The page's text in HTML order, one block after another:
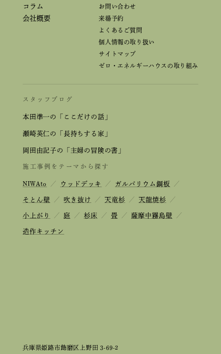
兵庫県姫路市飾磨区上野田 3-69-2
コラム
会社概要
お問い合わせ
来場予約
よくあるご質問
個人情報の取り扱い
サイトマップ
ゼロ・エネルギーハウスの取り組み
スタッフブログ
本田準一の「ここだけの話」
瀬崎英仁の「長持ちする家」
岡田由記子の「主婦の冒険の書」
施工事例をテーマから探す
NIWAto ／ ウッドデッキ ／ ガルバリウム鋼板 ／
そとん壁 ／ 吹き抜け ／ 天竜杉 ／ 天龍焼杉 ／
小上がり ／ 庭 ／ 杉床 ／ 畳 ／ 薩摩中霧島壁 ／
造作キッチン